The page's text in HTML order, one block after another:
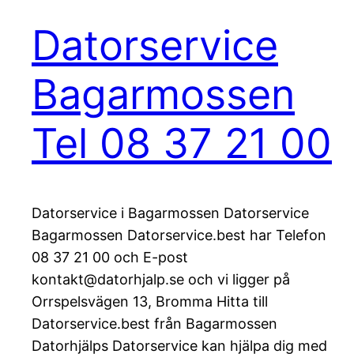
Datorservice
Bagarmossen
Tel 08 37 21 00
Datorservice i Bagarmossen Datorservice
Bagarmossen Datorservice.best har Telefon
08 37 21 00 och E-post
kontakt@datorhjalp.se och vi ligger på
Orrspelsvägen 13, Bromma Hitta till
Datorservice.best från Bagarmossen
Datorhjälps Datorservice kan hjälpa dig med